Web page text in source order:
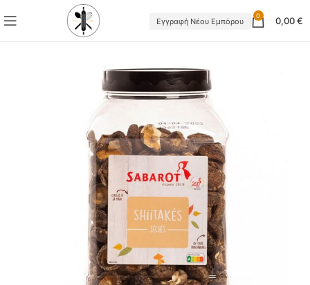
Εγγραφή Νέου Εμπόρου
0 0,00€